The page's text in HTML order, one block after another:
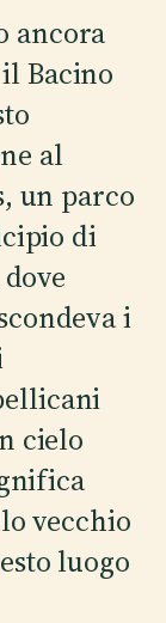
ancora
Bacino
al
un parco
di
i
cielo
vecchio
luogo